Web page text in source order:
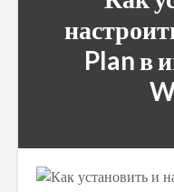
Plan в